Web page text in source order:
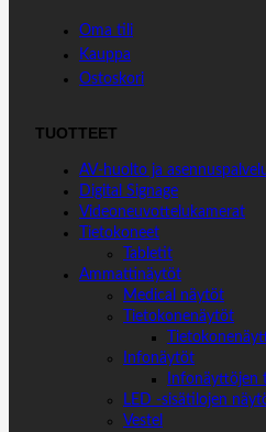
Oma tili
Kauppa
Ostoskori
TUOTTEET
AV-huolto ja
Digital Signage
Videoneuvottelukamerat
Tietokoneet
Tabletit
Ammattinäytöt
Medical näytöt
Tietokonenäytöt
Infonäytöt
Infonäyttöjen
LED -sisätilojen
Vestel